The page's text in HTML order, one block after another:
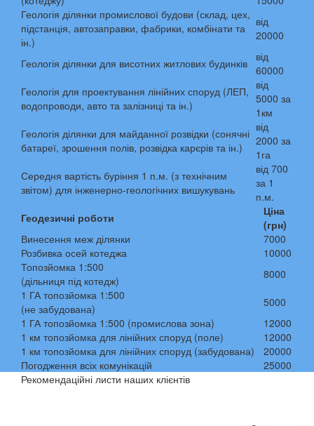
Геологія ділянки промислової будови (склад, цех,
підстанція, автозаправки, фабрики, комбінати та
ін.)
від
20000
Геологія ділянки для висотних житлових будинків
від
60000
Геологія для проектування лінійних споруд (ЛЕП,
водопроводи, авто та залізниці та ін.)
від
5000 за
1км
Геологія ділянки для майданної розвідки (сонячні
батареї, зрошення полів, розвідка карєрів та ін.)
від
2000 за
1га
Середня вартість буріння 1 п.м. (з технічним
звітом) для інженерно-геологічних вишукувань
від 700
за 1
п.м.
Геодезичні роботи
Ціна
(грн)
Винесення меж ділянки
7000
Розбивка осей котеджа
10000
Топозйомка 1:500
(дільниця під котедж)
8000
1 ГА топозйомка 1:500
(не забудована)
5000
1 ГА топозйомка 1:500 (промислова зона)
12000
1 км топозйомка для лінійних споруд (поле)
12000
1 км топозйомка для лінійних споруд (забудована)
20000
Погодження всіх комунікацій
25000
Рекомендаційні листи наших клієнтів